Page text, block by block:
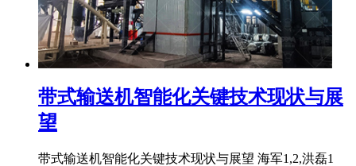
带式输送机智能化关键技术现状与展
望
带式输送机智能化关键技术现状与展望 海军1,2,洪磊1